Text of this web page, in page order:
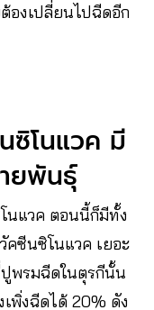
องเปลี่ยนไปฉีดอีก
ซิโนแวค มี
ยพันธุ์
นแวค ตอนนี้ก็มีทั้ง
ซีนซิโนแวค เยอะ
พรมฉีดในตุรกีนั้น
เพิ่งฉีดได้ 20% ดัง